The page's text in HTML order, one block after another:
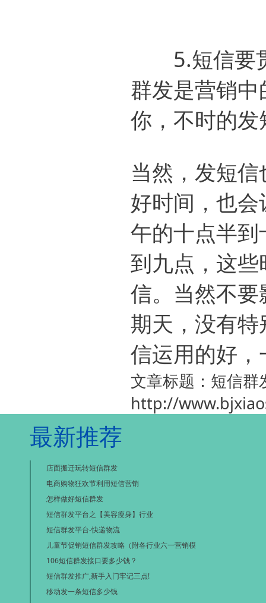
5.短信要贯
群发是营销
你，不时的
当然，发短
好时间，也
午的十点半
到九点，这
信。当然不
期天，没有
信运用的好
文章标题：短信群
http://
最新推荐
店面搬迁玩转短信群发
电商购物狂欢节利用短信营销
怎样做好短信群发
短信群发平台之【美容瘦身】行业
短信群发平台-快递物流
儿童节促销短信群发攻略（附各行业六一营销模
106短信群发接口要多少钱？
短信群发推广,新手入门牢记三点!
移动发一条短信多少钱